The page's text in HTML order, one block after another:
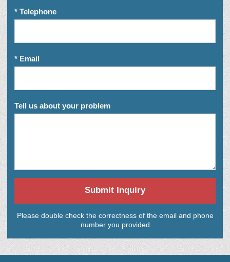
* Telephone
* Email
Tell us about your problem
Submit Inquiry
Please double check the correctness of the email and phone
number you provided